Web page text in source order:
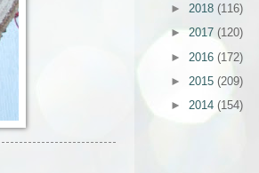
► 2018 (116)
►2017 (120)
► 2016 (172)
► 2015 (209)
► 2014 (154)